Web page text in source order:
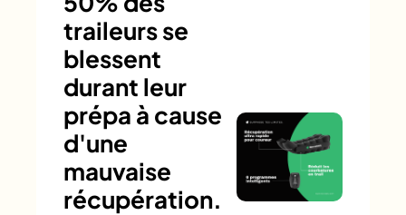
traileurs se
blessent
durant leur
prépa à cause
d'une
mauvaise
récupération.